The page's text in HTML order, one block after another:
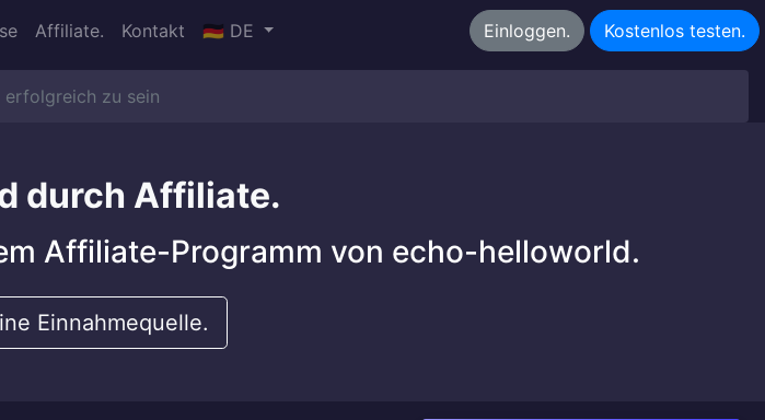
Affiliate. Kontakt 🇩🇪 DE Einloggen. Kostenlos testen.
erfolgreich zu sein
durch Affiliate.
Affiliate-Programm von echo-helloworld.
Einnahmequelle.